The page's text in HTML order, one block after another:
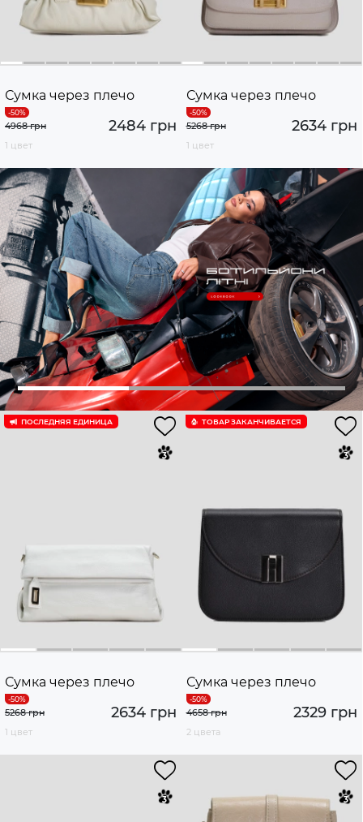
Сумка через плечо
2484 грн
4968 грн
1 цвет
Сумка через плечо
2634 грн
5268 грн
1 цвет
ПОСЛЕДНЯЯ ЕДИНИЦА
Сумка через плечо
2634 грн
5268 грн
1 цвет
ТОВАР ЗАКАНЧИВАЕТСЯ
Сумка через плечо
2329 грн
4658 грн
2 цвета